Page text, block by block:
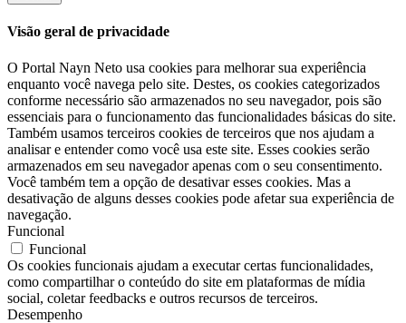
Visão geral de privacidade
O Portal Nayn Neto usa cookies para melhorar sua experiência
enquanto você navega pelo site. Destes, os cookies categorizados
conforme necessário são armazenados no seu navegador, pois são
essenciais para o funcionamento das funcionalidades básicas do site.
Também usamos terceiros cookies de terceiros que nos ajudam a
analisar e entender como você usa este site. Esses cookies serão
armazenados em seu navegador apenas com o seu consentimento.
Você também tem a opção de desativar esses cookies. Mas a
desativação de alguns desses cookies pode afetar sua experiência de
navegação.
Funcional
Funcional
Os cookies funcionais ajudam a executar certas funcionalidades,
como compartilhar o conteúdo do site em plataformas de mídia
social, coletar feedbacks e outros recursos de terceiros.
Desempenho